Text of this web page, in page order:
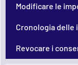
Modificare le
Cronologia delle
Revocare i